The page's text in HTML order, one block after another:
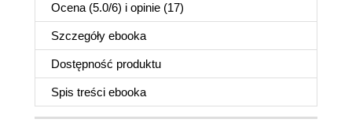
Ocena (5.0/6) i opinie (17)
Szczegóły ebooka
Dostępność produktu
Spis treści ebooka